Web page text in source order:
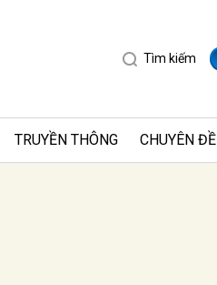
Tìm kiếm
TRUYỀN THÔNG CHUYÊN ĐỀ